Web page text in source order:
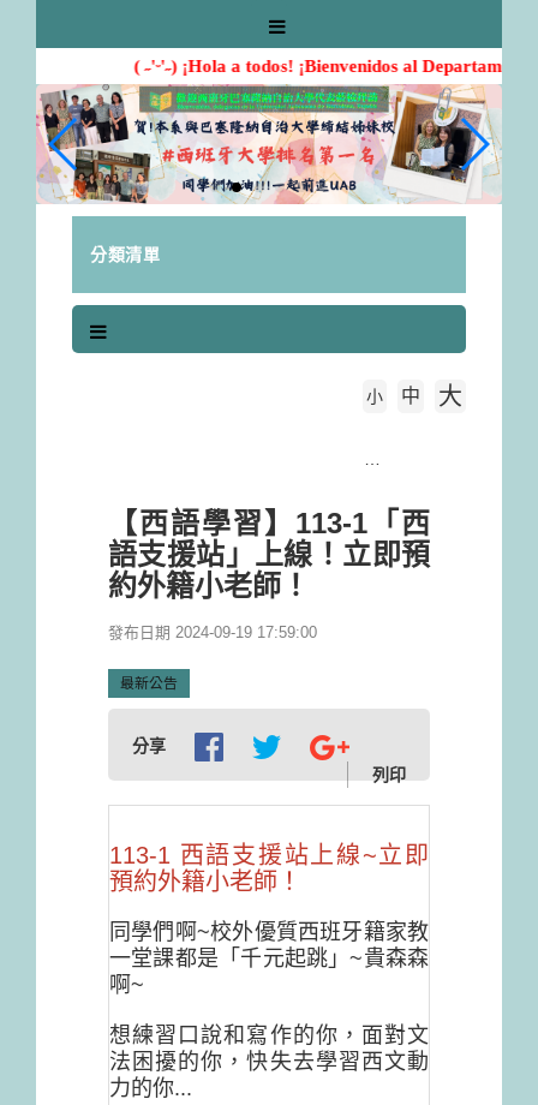
( ˶'ᵕ'˶) ¡Hola a todos! ¡Bienvenidos al Departamento
分類清單
小 中 大
【西語學習】113-1「西
語支援站」上線！立即預
約外籍小老師！
發布日期 2024-09-19 17:59:00
最新公告
分享
列印
113-1 西語支援站上線~立即
預約外籍小老師！
同學們啊~校外優質西班牙籍家教
一堂課都是「千元起跳」~貴森森
啊~
想練習口說和寫作的你，面對文
法困擾的你，快失去學習西文動
力的你...